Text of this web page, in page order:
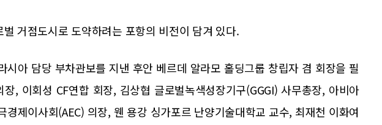
거점도시로 도약하려는 포항의 비전이 담겨 있다.
시아 담당 부차관보를 지낸 후안 베르데 알라모 홀딩그룹 창립자 겸 회장을 필
, 이회성 CF연합 회장, 김상협 글로벌녹색성장기구(GGGI) 사무총장, 아비아
경제이사회(AEC) 의장, 웬 용강 싱가포르 난양기술대학교 교수, 최재천 이화여